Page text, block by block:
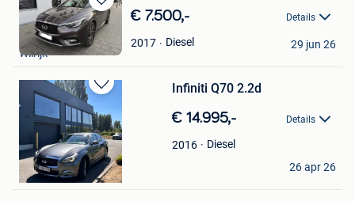
Bewaren
in
Mijn
Favorieten
€ 7.500,- Details
2017 Diesel
Rani Miller
Wilrijk
29 jun 26
Bewaren
in
Mijn
Favorieten
Infiniti Q70 2.2d
€ 14.995,- Details
2016
Diesel
Midas Baysal
Edegem
26 apr 26